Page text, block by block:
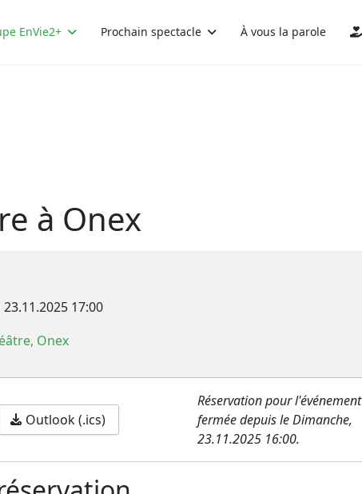
EnVie2+ Prochain spectacle À vous la parole
à Onex
17:00
Onex
Outlook (.ics)
Réservation pour l'événement
fermée depuis le Dimanche,
23.11.2025 16:00.